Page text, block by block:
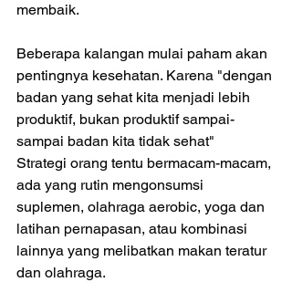
membaik.
Beberapa kalangan mulai paham akan
pentingnya kesehatan. Karena "dengan
badan yang sehat kita menjadi lebih
produktif, bukan produktif sampai-
sampai badan kita tidak sehat"
Strategi orang tentu bermacam-macam,
ada yang rutin mengonsumsi
suplemen, olahraga aerobic, yoga dan
latihan pernapasan, atau kombinasi
lainnya yang melibatkan makan teratur
dan olahraga.